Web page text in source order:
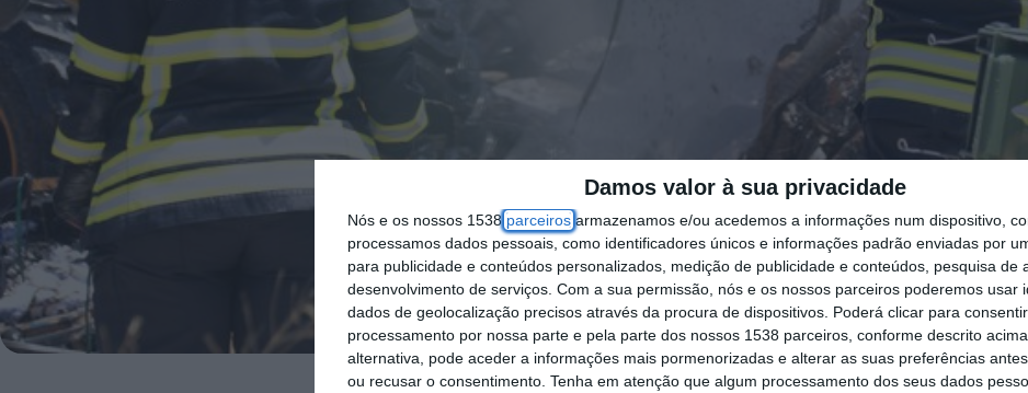
Damos valor à sua privacidade
Nós e os nossos 1538parceirosarmazenamos e/ou acedemos a informações num dispositivo,
processamos dados pessoais, como identificadores únicos e informações padrão enviadas por
para publicidade e conteúdos personalizados, medição de publicidade e conteúdos, pesquisa de
desenvolvimento de serviços. Com a sua permissão, nós e os nossos parceiros poderemos usar
dados de geolocalização precisos através da procura de dispositivos. Poderá clicar para
processamento por nossa parte e pela parte dos nossos 1538 parceiros, conforme descrito
alternativa, pode aceder a informações mais pormenorizadas e alterar as suas preferências
ou recusar o consentimento. Tenha em atenção que algum processamento dos seus dados